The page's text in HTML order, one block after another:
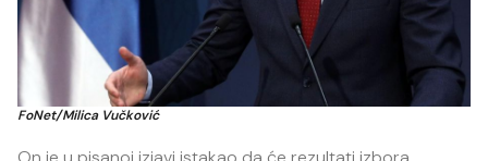
FoNet/Milica Vučković